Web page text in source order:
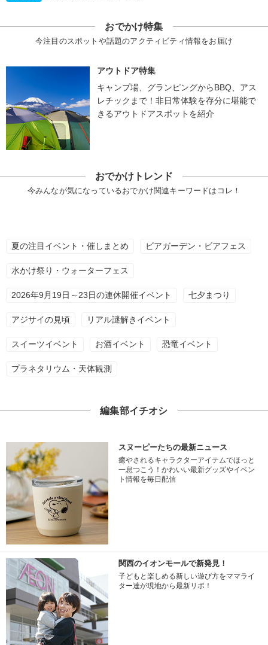
おでかけ特集
今注目のスポットや話題のアクティビティ情報をお届け
アウトドア特集
キャンプ場、グランピングからBBQ、アス
レチックまで！非日常体験を存分に堪能で
きるアウトドアスポットを紹介
おでかけトレンド
今みんなが気になっているおでかけ関連キーワードはコレ！
夏の注目イベント・催しまとめ ビアガーデン・ビアフェス
水かけ祭り・ウォーターフェス
2026年9月19日～23日の連休開催イベント 七夕まつり
アジサイの見頃 リアル謎解きイベント
スイーツイベント お酒イベント 恐竜イベント
プラネタリウム・天体観測
編集部イチオシ
スヌーピーたちの最新ニュース
癒やされるキャラクターアイテムでほっと
一息つこう！かわいい最新グッズやイベン
ト情報を毎日配信
関西のイオンモールで新発見！
子どもと楽しめる新しい遊び方をママライ
ター達が現地から最新リポ！